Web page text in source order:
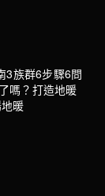
3族群6步驟6問
嗎？打造地暖
暖